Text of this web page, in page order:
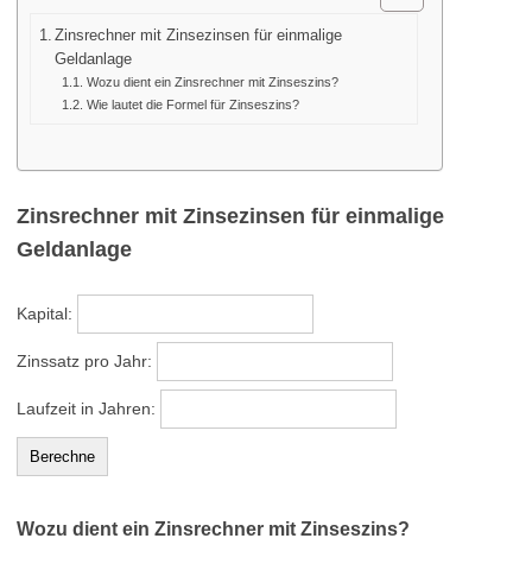
Zinsrechner mit Zinsezinsen für einmalige
Geldanlage
Wozu dient ein Zinsrechner mit Zinseszins?
Wie lautet die Formel für Zinseszins?
Zinsrechner mit Zinsezinsen für einmalige
Geldanlage
Kapital:
Zinssatz pro Jahr:
Laufzeit in Jahren:
Wozu dient ein Zinsrechner mit Zinseszins?